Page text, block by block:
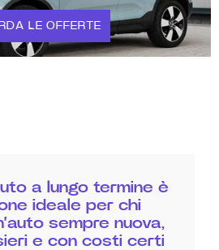
LE OFFERTE
a lungo termine è
ideale per chi
sempre nuova,
e con costi certi